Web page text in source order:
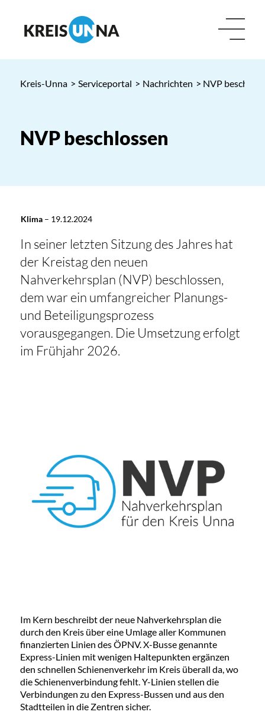
Kreis-Unna > Serviceportal > Nachrichten > NVP
NVP beschlossen
Klima– 19.12.2024
In seiner letzten Sitzung des Jahres hat
der Kreistag den neuen
Nahverkehrsplan (NVP) beschlossen,
dem war ein umfangreicher Planungs-
und Beteiligungsprozess
vorausgegangen. Die Umsetzung erfolgt
im Frühjahr 2026.
Im Kern beschreibt der neue Nahverkehrsplan die
durch den Kreis über eine Umlage aller Kommunen
finanzierten Linien des ÖPNV. X-Busse genannte
Express-Linien mit wenigen Haltepunkten ergänzen
den schnellen Schienenverkehr im Kreis überall da, wo
die Schienenverbindung fehlt. Y-Linien stellen die
Verbindungen zu den Express-Bussen und aus den
Stadtteilen in die Zentren sicher.